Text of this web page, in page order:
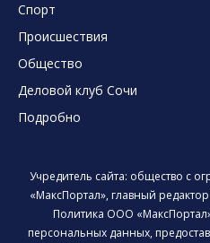
Спорт
Происшествия
Общество
Деловой клуб Сочи
Подробно
Учредитель сайта: общество с
«МаксПортал», главный
Политика ООО
персональных данных,